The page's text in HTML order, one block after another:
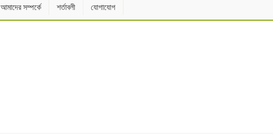
আমাদের সম্পর্কে শর্তাবলী যোগাযোগ